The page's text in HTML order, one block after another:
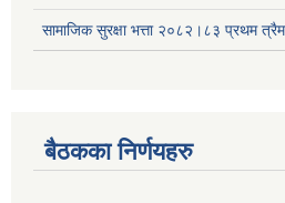
सामाजिक सुरक्षा भत्ता २०८२।८३ प्रथम
बैठकका निर्णयहरु